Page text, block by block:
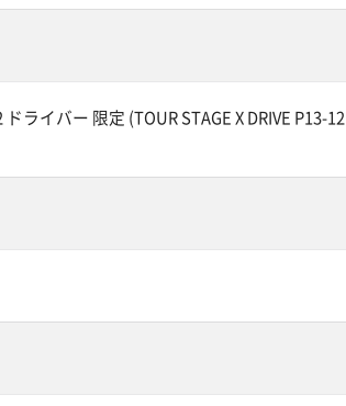
ライバー 限定 (TOUR STAGE X DRIVE P13-12